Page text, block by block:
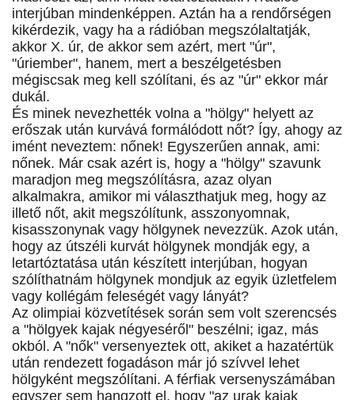
interjúban mindenképpen. Aztán ha a rendőrségen
kikérdezik, vagy ha a rádióban megszólaltatják,
akkor X. úr, de akkor sem azért, mert "úr",
"úriember", hanem, mert a beszélgetésben
mégiscsak meg kell szólítani, és az "úr" ekkor már
dukál.
És minek nevezhették volna a "hölgy" helyett az
erőszak után kurvává formálódott nőt? Így, ahogy az
imént neveztem: nőnek! Egyszerűen annak, ami:
nőnek. Már csak azért is, hogy a "hölgy" szavunk
maradjon meg megszólításra, azaz olyan
alkalmakra, amikor mi választhatjuk meg, hogy az
illető nőt, akit megszólítunk, asszonyomnak,
kisasszonynak vagy hölgynek nevezzük. Azok után,
hogy az útszéli kurvát hölgynek mondják egy, a
letartóztatása után készített interjúban, hogyan
szólíthatnám hölgynek mondjuk az egyik üzletfelem
vagy kollégám feleségét vagy lányát?
Az olimpiai közvetítések során sem volt szerencsés
a "hölgyek kajak négyeséről" beszélni; igaz, más
okból. A "nők" versenyeztek ott, akiket a hazatértük
után rendezett fogadáson már jó szívvel lehet
hölgyként megszólítani. A férfiak versenyszámában
egyszer sem hangzott el, hogy "az urak kajak